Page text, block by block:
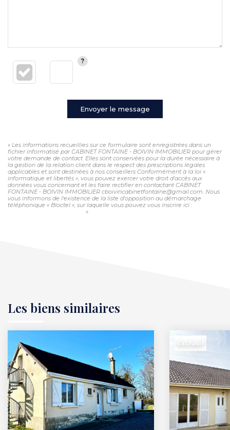
Envoyer le message
« Les informations recueillies sur ce formulaire sont enregistrées dans un
fichier informatisé par CABINET FONTAINE - BOIVIN IMMOBILIER pour gérer
votre demande de contact. Elles sont conservées pour la durée nécessaire à
la gestion de la relation client dans le respect des prescriptions légales
applicables et sont destinées à nos conseillers Conformément à la loi «
informatique et libertés », vous pouvez exercer votre droit d'accès aux
données vous concernant et les faire rectifier en contactant CABINET
FONTAINE - BOIVIN IMMOBILIER cboivincabinetfontaine@gmail.com. Nous
vous informons de l'existence de la liste d'opposition au démarchage
téléphonique « Bloctel », sur laquelle vous pouvez vous inscrire ici :
»
Les biens similaires
Exclusif